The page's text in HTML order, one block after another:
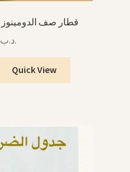
Domino Lining Train قطار صف الدومينوز
.د.ب
Quick View